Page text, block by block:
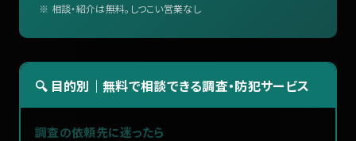
※ 相談・紹介は無料。しつこい営業なし
🔍 目的別｜無料で相談できる調査・防犯サービス
調査の依頼先に迷ったら